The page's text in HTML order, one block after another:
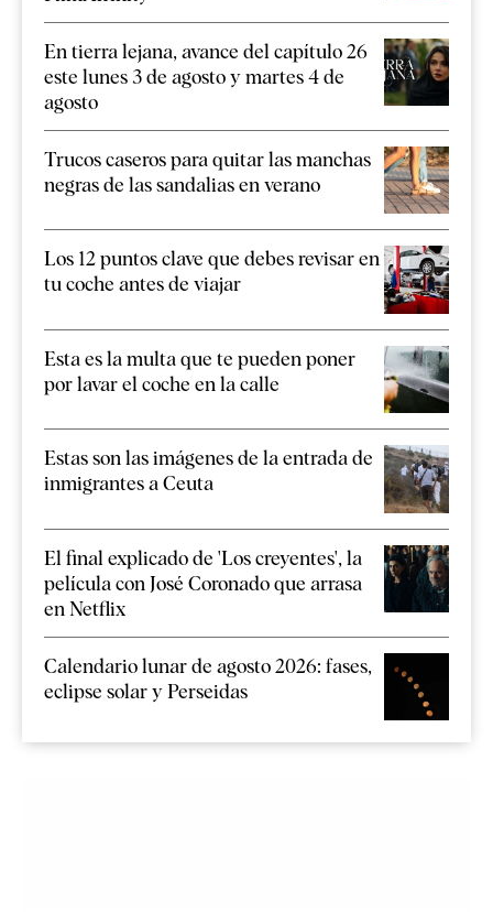
En tierra lejana, avance del capítulo 26
este lunes 3 de agosto y martes 4 de
agosto
Trucos caseros para quitar las manchas
negras de las sandalias en verano
Los 12 puntos clave que debes revisar en
tu coche antes de viajar
Esta es la multa que te pueden poner
por lavar el coche en la calle
Estas son las imágenes de la entrada de
inmigrantes a Ceuta
El final explicado de 'Los creyentes', la
película con José Coronado que arrasa
en Netflix
Calendario lunar de agosto 2026: fases,
eclipse solar y Perseidas